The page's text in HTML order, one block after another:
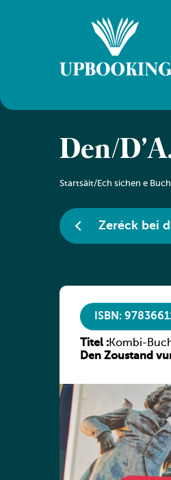
Den/
Startsäit/Ech sichen e Buch
Zeréck bei
ISBN:
Titel :Kombi-
Ausgabe
Den Zoustand